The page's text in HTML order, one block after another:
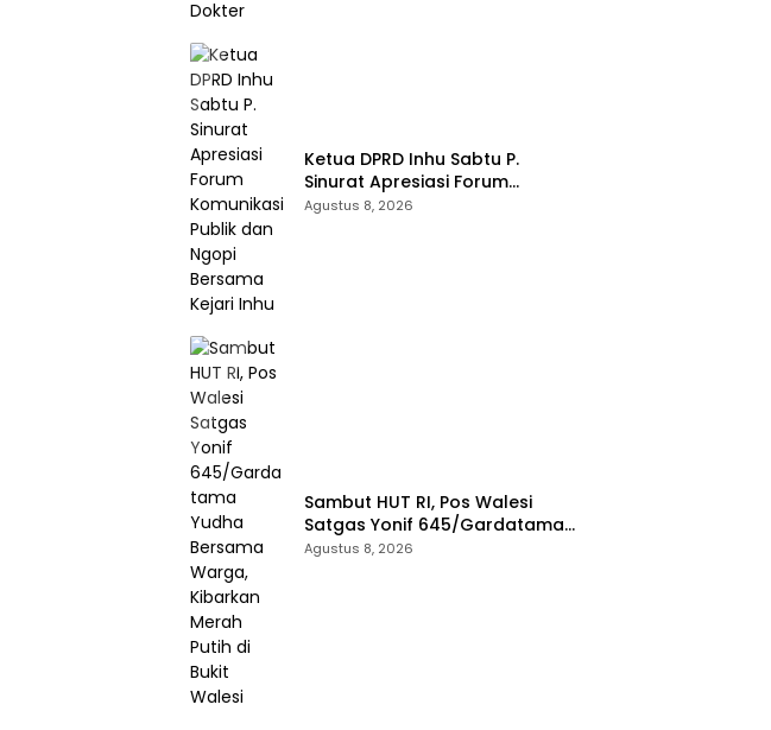
Ketua DPRD Inhu Sabtu P.
Sinurat Apresiasi Forum
Komunikasi Publik dan Ngopi
Agustus 8, 2026
Sambut HUT RI, Pos Walesi
Satgas Yonif 645/Gardatama
Yudha Bersama Warga,
Agustus 8, 2026